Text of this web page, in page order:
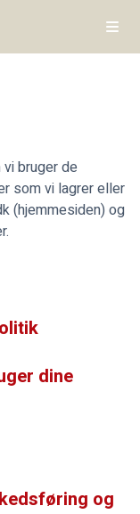
bruger de
som vi lagrer eller
(hjemmesiden) og
dine
og